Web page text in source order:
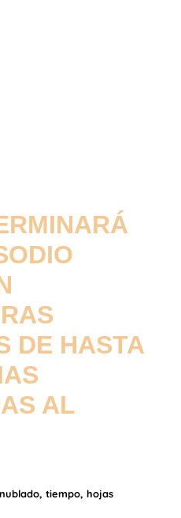
DE HASTA
AL
tiempo, hojas